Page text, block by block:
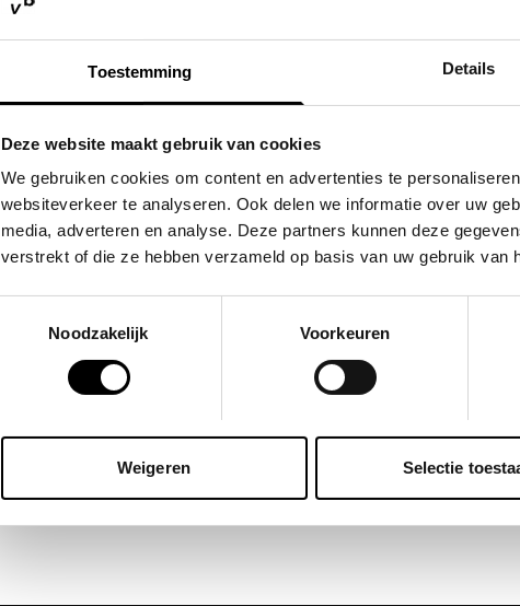
Toestemming Details
Deze website maakt gebruik van cookies
We gebruiken cookies om content en advertenties te
websiteverkeer te analyseren. Ook delen we informatie over uw
media, adverteren en analyse. Deze partners kunnen deze
verstrekt of die ze hebben verzameld op basis van uw gebruik van
Noodzakelijk
Voorkeuren
Weigeren Selectie